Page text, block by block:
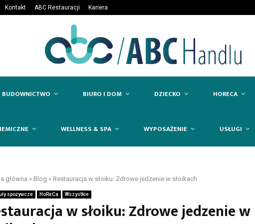
Kontakt ABC Restauracji Kariera
BUDOWNICTWO BIURO I DOM DZIECKO HORECA
WELLNESS & SPA WYPOSAŻENIE USŁUGI
główna » Blog » Restauracja w słoiku: Zdrowe jedzenie w słoikach
spożywcze HoReCa Wszystkie
w słoiku: Zdrowe jedzenie w